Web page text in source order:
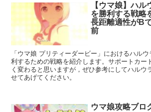
【ウマ娘】ハ
を勝利する戦略
長距離適性がB
前
「ウマ娘 プリティーダービー」におけるハル
利するための戦略を紹介します。サポートカー
く変わると思いますが，ぜひ参考にしてハルウ
せてあげてください。
ウマ娘攻略ブロ